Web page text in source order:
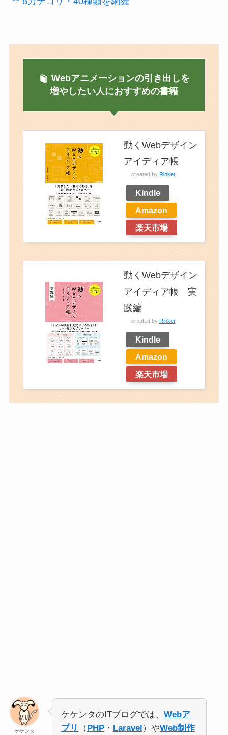
Webアニメーションの引き出しを
増やしたい人におすすめの書籍
動くWebデザイン
アイディア帳
created by Rinker
Kindle
Amazon
楽天市場
動くWebデザイン
アイディア帳 実
践編
created by Rinker
Kindle
Amazon
楽天市場
ケケンタ
ケケンタのITブログでは、 Webア
プリ
（ PHP・ Laravel ）やWeb制作